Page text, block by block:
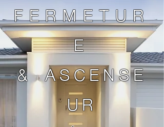
FERMETUR
E
&ASCENSE
UR